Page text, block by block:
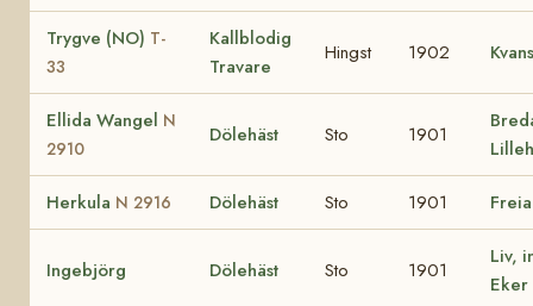
Trygve (NO) T-
33
Kallblodig
Travare
Hingst 1902
Ellida Wangel N
2910
Dölehäst Sto 1901
Herkula N 2916 Dölehäst Sto 1901 Freia
Ingebjörg Dölehäst Sto 1901
Liv,
Eker